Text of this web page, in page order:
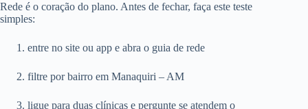
Rede é o coração do plano. Antes de fechar, faça este teste
simples:
entre no site ou app e abra o guia de rede
filtre por bairro em Manaquiri – AM
ligue para duas clínicas e pergunte se atendem o